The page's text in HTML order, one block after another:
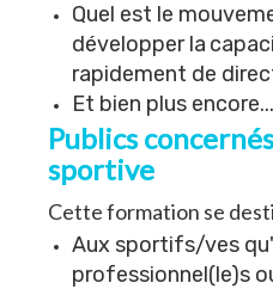
Quel est le
développer la
rapidement de
Et bien plus encore...
Publics
sportive
Cette formation se
Aux sportifs/ves
professionnel(le)s